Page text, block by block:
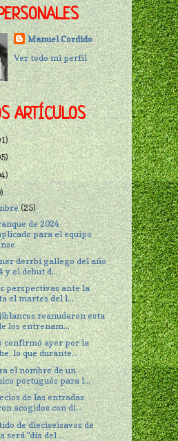
Manuel Cordido
Ver todo mi perfil
ARTÍCULOS
(25)
de 2024
para el equipo
derrbi gallego del año
y el debut d...
perspectivas ante la
el martes del l...
reanudaron esta
los entrenam...
confirmó ayer por la
lo que durante...
el nombre de un
portugués para l...
de las entradas
acogidos con di...
de dieciseisavos de
será "día del ...